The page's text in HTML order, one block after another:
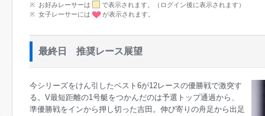
お好みレーサーは
で表示されます。（ログイン後に表示されます）
女子レーサーには
が表示されます。
最終日 推奨レース展望
今シリーズをけん引したベスト6が12レースの優勝戦で激突す
る。V最短距離の1号艇をつかんだのは予選トップ通過から、
準優勝戦をインから押し切った吉田。伸び寄りの舟足から出足